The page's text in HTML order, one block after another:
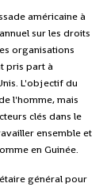
américaine à
sur les droits
organisations
pris part à
L'objectif du
l'homme, mais
clés dans le
ensemble et
en Guinée.
général pour